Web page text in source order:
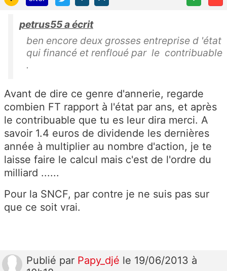
petrus55 a écrit
ben encore deux grosses entreprise d 'état
qui financé et renfloué par le contribuable
.
Avant de dire ce genre d'annerie, regarde
combien FT rapport à l'état par ans, et après
le contribuable que tu es leur dira merci. A
savoir 1.4 euros de dividende les dernières
année à multiplier au nombre d'action, je te
laisse faire le calcul mais c'est de l'ordre du
milliard ......
Pour la SNCF, par contre je ne suis pas sur
que ce soit vrai.
Publié par Papy_djé le 19/06/2013 à